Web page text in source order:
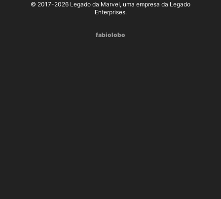
© 2017-2026 Legado da Marvel, uma empresa da Legado
Enterprises.
fabiolobo